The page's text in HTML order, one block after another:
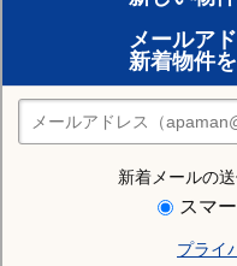
メールア
新着物件
新着メールの
スマ
プライ
賃貸のプロがお部屋探し！
おまかせ物件リクエスト
住みたい街の店舗を探す
店舗検索
住む街研究所で盛岡市